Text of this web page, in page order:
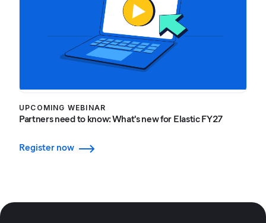
UPCOMING WEBINAR
Partners need to know: What's new for Elastic FY27
Register now